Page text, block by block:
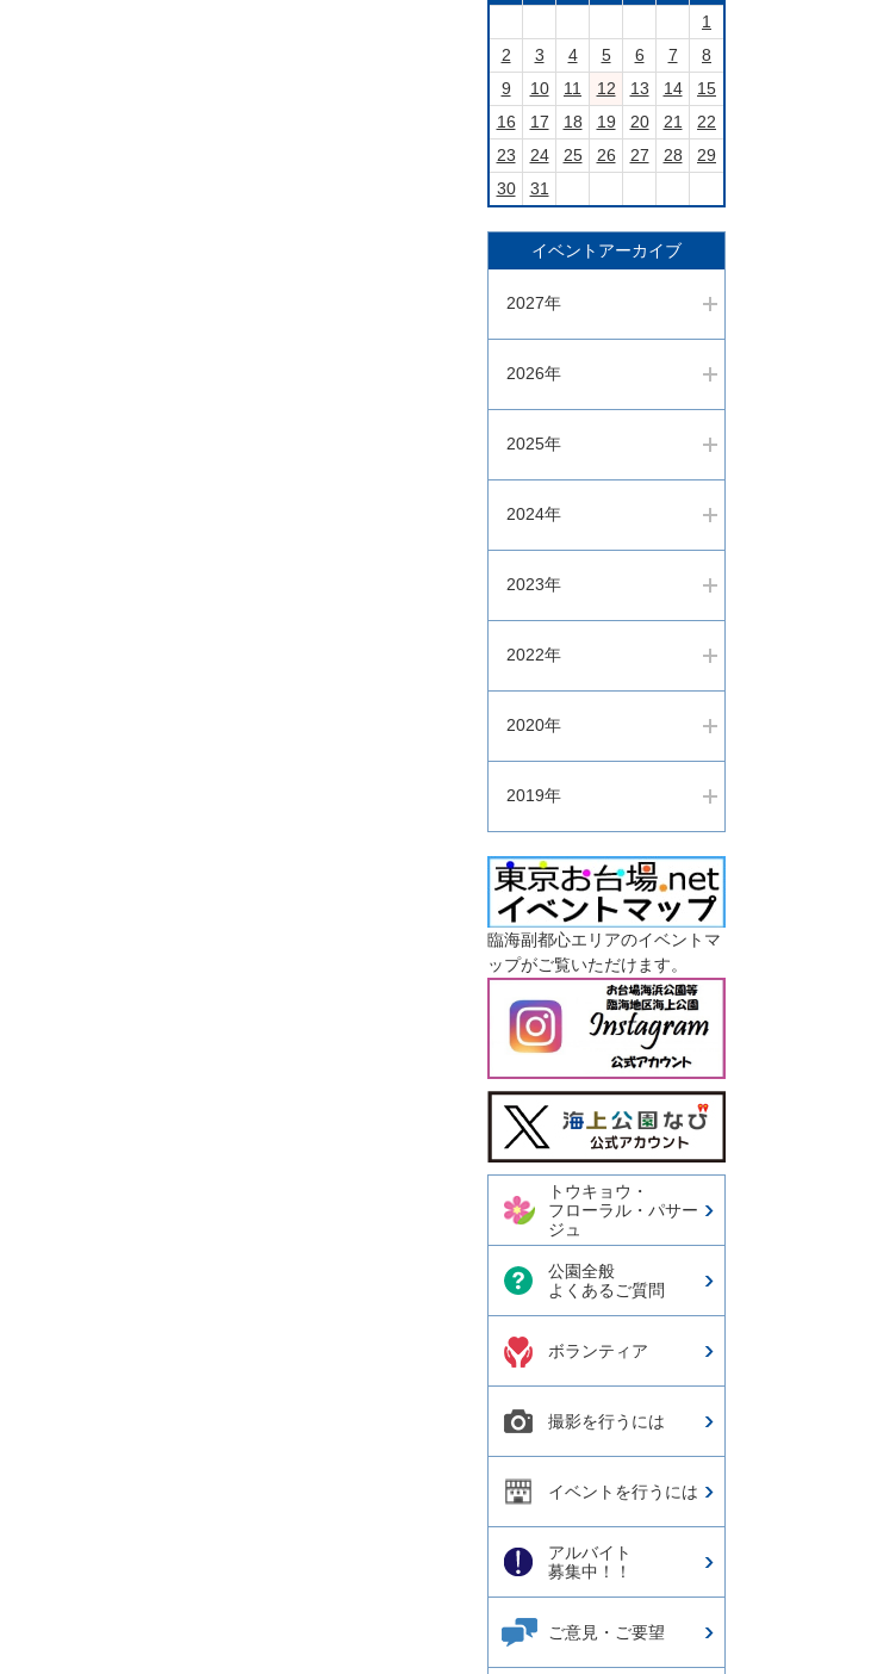
1
2
3 4 5 6 7
8
9
10 11 12 13 14
15
16
17 18 19 20 21
22
23
24 25 26 27 28
29
30
31
イベントアーカイブ
2027年
2026年
2025年
2024年
2023年
2022年
2020年
2019年
臨海副都心エリアのイベントマ
ップがご覧いただけます。
今日の東京港埠頭㈱【公式
X】
トウキョウ・
フローラル・パサー
ジュ
公園全般
よくあるご質問
ボランティア
撮影を行うには
イベントを行うには
アルバイト
募集中！！
ご意見・ご要望